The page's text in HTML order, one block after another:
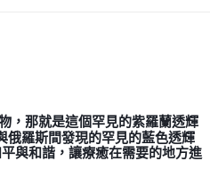
)免運費
，那就是這個罕見的紫羅蘭透輝
俄羅斯間發現的罕見的藍色透輝
與和諧，讓療癒在需要的地方進